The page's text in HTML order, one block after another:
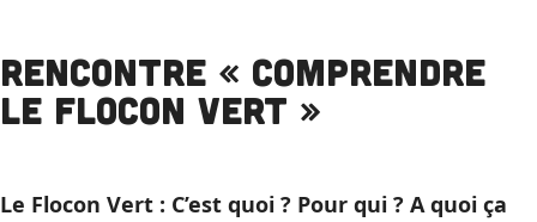
Rencontre « Comprendre
le Flocon Vert »
Le Flocon Vert : C’est quoi ? Pour qui ? A quoi ça